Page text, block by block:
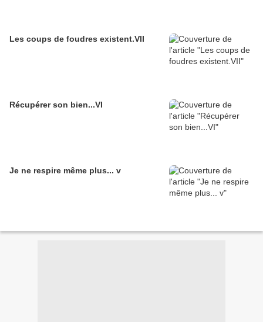
Les coups de foudres existent.VII
Récupérer son bien...VI
Je ne respire même plus... v